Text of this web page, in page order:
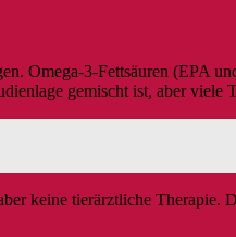
Omega-3-Fettsäuren (EPA
gemischt ist, aber viele
keine tierärztliche Therapie.